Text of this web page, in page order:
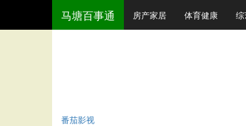
马塘百事通 房产家居 体育健康
番茄影视